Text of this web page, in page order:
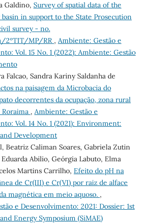
Galdino, Survey of spatial data of the
basin in support to the State Prosecution
survey - no.
2ºTIT/MP/RR , Ambiente: Gestão e
Vol. 15 No. 1 (2022): Ambiente: Gestão
Falcao, Sandra Kariny Saldanha de
na paisagem da Microbacia do
decorrentes da ocupação, zona rural
Roraima , Ambiente: Gestão e
Vol. 14 No. 1 (2021): Environment:
Development
Beatriz Caliman Soares, Gabriela Zutin
Abilio, Geórgia Labuto, Elma
Martins Carrilho, Efeito do pH na
de Cr(III) e Cr(VI) por raiz de alface
magnética em meio aquoso. ,
e Desenvolvimento: 2021: Dossier: 1st
Energy Symposium (SiMAE)